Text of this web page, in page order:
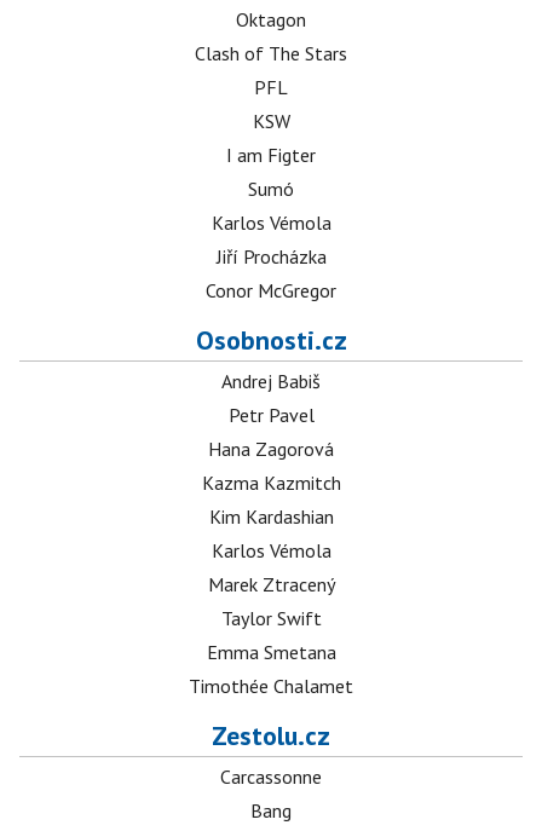
Oktagon
Clash of The Stars
PFL
KSW
I am Figter
Sumó
Karlos Vémola
Jiří Procházka
Conor McGregor
Osobnosti.cz
Andrej Babiš
Petr Pavel
Hana Zagorová
Kazma Kazmitch
Kim Kardashian
Karlos Vémola
Marek Ztracený
Taylor Swift
Emma Smetana
Timothée Chalamet
Zestolu.cz
Carcassonne
Bang